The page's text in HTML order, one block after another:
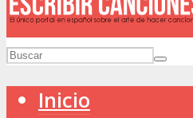
Inicio